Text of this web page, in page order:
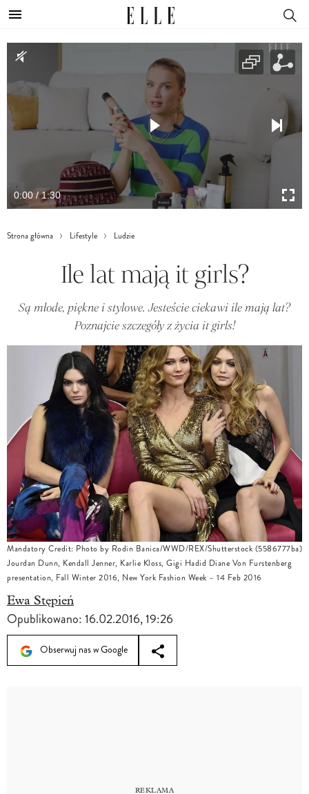
0:00 / 1:30
Strona główna Lifestyle Ludzie
Ile lat mają it girls?
Są młode, piękne i stylowe. Jesteście ciekawi ile mają lat?
Poznajcie szczegóły z życia it girls!
Mandatory Credit: Photo by Rodin Banica/WWD/REX/Shutterstock (5586777ba)
Jourdan Dunn, Kendall Jenner, Karlie Kloss, Gigi Hadid Diane Von Furstenberg
presentation, Fall Winter 2016, New York Fashion Week – 14 Feb 2016
Ewa Stępień
Opublikowano:16.02.2016, 19:26
Obserwuj nas w Google